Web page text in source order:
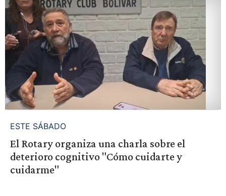
ESTE SÁBADO
El Rotary organiza una charla sobre el
deterioro cognitivo "Cómo cuidarte y
cuidarme"